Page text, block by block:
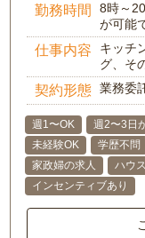
勤務時間
8時～
が可能
仕事内容
キッチ
グ、そ
契約形態 業務委
週1〜OK 週2〜3日
未経験OK
学歴不問
家政婦の求人
ハウ
インセンティブあり